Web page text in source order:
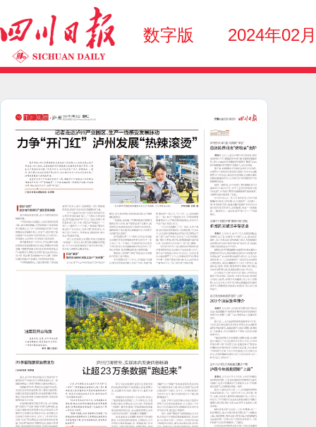
数字版 2024年02